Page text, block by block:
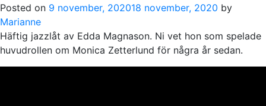
Posted on 9 november, 202018 november, 2020 by
Marianne
Häftig jazzlåt av Edda Magnason. Ni vet hon som spelade
huvudrollen om Monica Zetterlund för några år sedan.